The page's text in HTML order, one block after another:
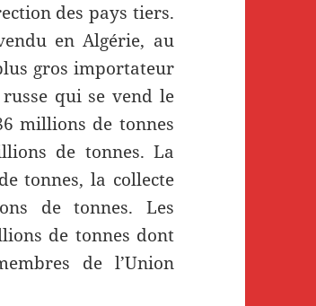
des pays tiers.
en Algérie, au
gros importateur
russe qui se vend le
millions de tonnes
de tonnes. La
tonnes, la collecte
de tonnes. Les
de tonnes dont
de l’Union